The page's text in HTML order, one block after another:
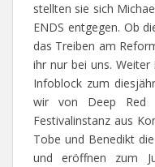
stellten sie sich
ENDS entgegen. Ob
das Treiben am
ihr nur bei uns.
Infoblock zum
wir von Deep Red
Festivalinstanz aus
Tobe und Benedikt
und eröffnen zum